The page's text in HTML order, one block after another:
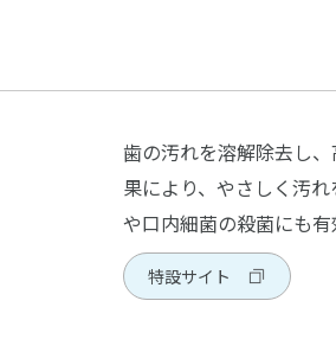
歯の汚れを溶解除去し
果により、やさしく汚
や口内細菌の殺菌にも有
特設サイト